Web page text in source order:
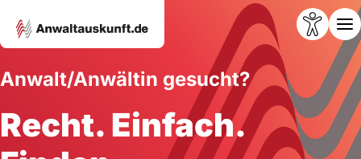
Anwalt/Anwältin gesucht?
Recht. Einfach.